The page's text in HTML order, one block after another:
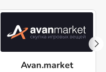
Avan.market